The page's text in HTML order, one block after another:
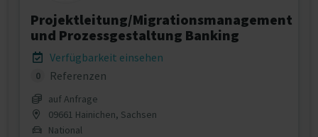
Projektleitung/Migrationsmanagement
und Prozessgestaltung Banking
Verfügbarkeit einsehen
0 Referenzen
auf Anfrage
09661 Hainichen, Sachsen
National